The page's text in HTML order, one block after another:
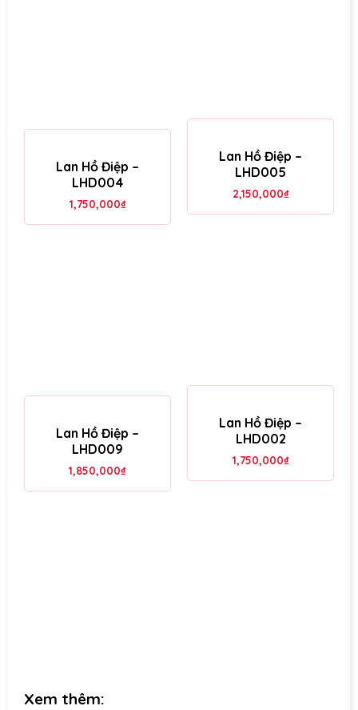
Lan Hồ Điệp –
LHD005
2,150,000₫
Lan Hồ Điệp –
LHD004
1,750,000₫
Lan Hồ Điệp –
LHD002
1,750,000₫
Lan Hồ Điệp –
LHD009
1,850,000₫
Xem thêm: